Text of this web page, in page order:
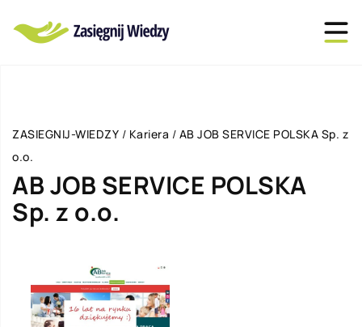
ZASIEGNIJ-WIEDZY / Kariera / AB JOB SERVICE POLSKA Sp. z
o.o.
AB JOB SERVICE POLSKA
Sp. z o.o.